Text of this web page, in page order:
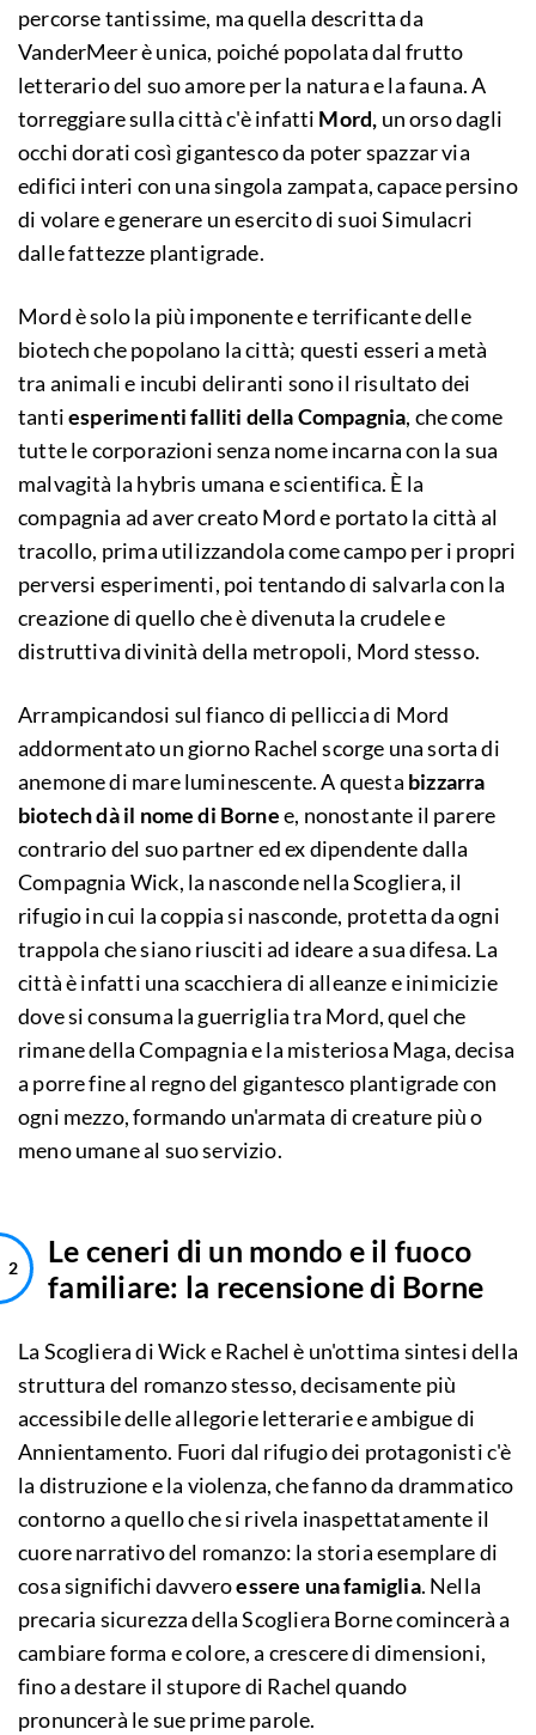
percorse tantissime, ma quella descritta da
VanderMeer è unica, poiché popolata dal frutto
letterario del suo amore per la natura e la fauna. A
torreggiare sulla città c'è infatti Mord, un orso dagli
occhi dorati così gigantesco da poter spazzar via
edifici interi con una singola zampata, capace persino
di volare e generare un esercito di suoi Simulacri
dalle fattezze plantigrade.
Mord è solo la più imponente e terrificante delle
biotech che popolano la città; questi esseri a metà
tra animali e incubi deliranti sono il risultato dei
tantiesperimenti falliti della Compagnia, che come
tutte le corporazioni senza nome incarna con la sua
malvagità la hybris umana e scientifica. È la
compagnia ad aver creato Mord e portato la città al
tracollo, prima utilizzandola come campo per i propri
perversi esperimenti, poi tentando di salvarla con la
creazione di quello che è divenuta la crudele e
distruttiva divinità della metropoli, Mord stesso.
Arrampicandosi sul fianco di pelliccia di Mord
addormentato un giorno Rachel scorge una sorta di
anemone di mare luminescente. A questa bizzarra
biotech dà il nome di Bornee, nonostante il parere
contrario del suo partner ed ex dipendente dalla
Compagnia Wick, la nasconde nella Scogliera, il
rifugio in cui la coppia si nasconde, protetta da ogni
trappola che siano riusciti ad ideare a sua difesa. La
città è infatti una scacchiera di alleanze e inimicizie
dove si consuma la guerriglia tra Mord, quel che
rimane della Compagnia e la misteriosa Maga, decisa
a porre fine al regno del gigantesco plantigrade con
ogni mezzo, formando un'armata di creature più o
meno umane al suo servizio.
Le ceneri di un mondo e il fuoco
familiare: la recensione di Borne
La Scogliera di Wick e Rachel è un'ottima sintesi della
struttura del romanzo stesso, decisamente più
accessibile delle allegorie letterarie e ambigue di
Annientamento. Fuori dal rifugio dei protagonisti c'è
la distruzione e la violenza, che fanno da drammatico
contorno a quello che si rivela inaspettatamente il
cuore narrativo del romanzo: la storia esemplare di
cosa significhi davveroessere una famiglia. Nella
precaria sicurezza della Scogliera Borne comincerà a
cambiare forma e colore, a crescere di dimensioni,
fino a destare il stupore di Rachel quando
pronuncerà le sue prime parole.